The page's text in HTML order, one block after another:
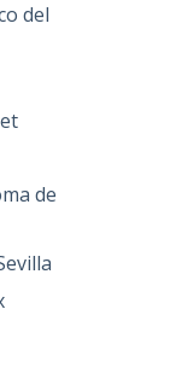
del
de